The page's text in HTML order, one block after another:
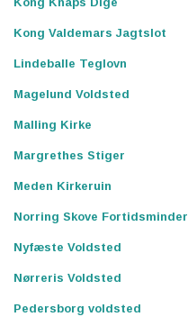
Kong Valdemars Jagtslot
Lindeballe Teglovn
Magelund Voldsted
Malling Kirke
Margrethes Stiger
Meden Kirkeruin
Norring Skove Fortidsminder
Nyfæste Voldsted
Nørreris Voldsted
Pedersborg voldsted